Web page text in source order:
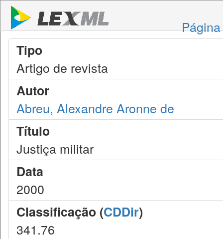
Tipo
Artigo de revista
Autor
Abreu, Alexandre Aronne de
Título
Justiça militar
Data
2000
Classificação (CDDir)
341.76